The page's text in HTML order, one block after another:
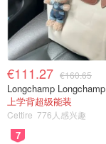
€111.27 €160.65
上学背超级能装
Cettire 776人感兴趣
7